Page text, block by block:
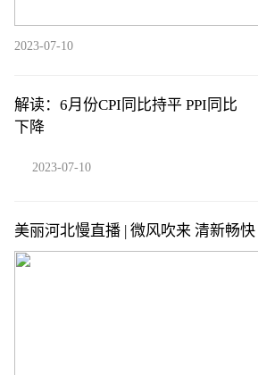
2023-07-10
解读：6月份CPI同比持平 PPI同比
下降
2023-07-10
美丽河北慢直播 | 微风吹来 清新畅
一帧都是美好 7.10 石家庄滹沱河 清